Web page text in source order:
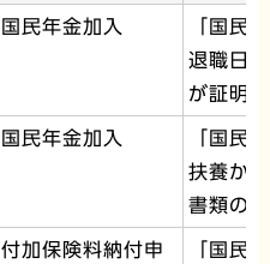
国民年金加入
「国民
退職日
が証明
国民年金加入
「国民
扶養か
書類の
付加保険料納付申
「国民